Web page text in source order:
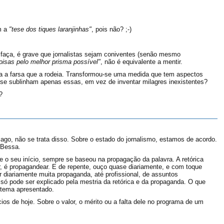
a "tese dos tiques laranjinhas", pois não? ;-)
é grave que jornalistas sejam coniventes (senão mesmo
pelo melhor prisma possível", não é equivalente a mentir.
farsa que a rodeia. Transformou-se uma medida que tem aspectos
sublinham apenas essas, em vez de inventar milagres inexistentes?
não se trata disso. Sobre o estado do jornalismo, estamos de acordo.
seu início, sempre se baseou na propagação da palavra. A retórica
propagandear. E de repente, ouço quase diariamente, e com toque
muita propaganda, até profissional, de assuntos
pode ser explicado pela mestria da retórica e da propaganda. O que
apresentado.
de hoje. Sobre o valor, o mérito ou a falta dele no programa de um